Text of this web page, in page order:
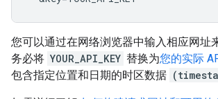
您可以通过在网络浏览器中输入相应网址
务必将 YOUR_API_KEY 替换为您的实际
包含指定位置和日期的时区数据